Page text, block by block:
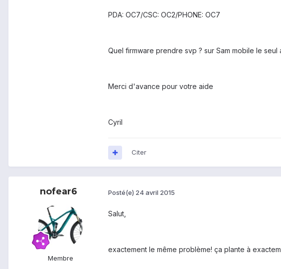
PDA: OC7/CSC: OC2/PHONE: OC7
Quel firmware prendre svp ? sur Sam mobile le
Merci d'avance pour votre aide
Cyril
Citer
nofear6
Membre
Posté(e) 24 avril 2015
Salut,
exactement le même problème! ça plante à